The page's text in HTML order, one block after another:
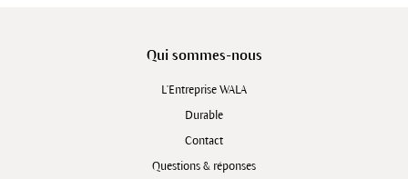
Qui sommes-nous
L'Entreprise WALA
Durable
Contact
Questions & réponses